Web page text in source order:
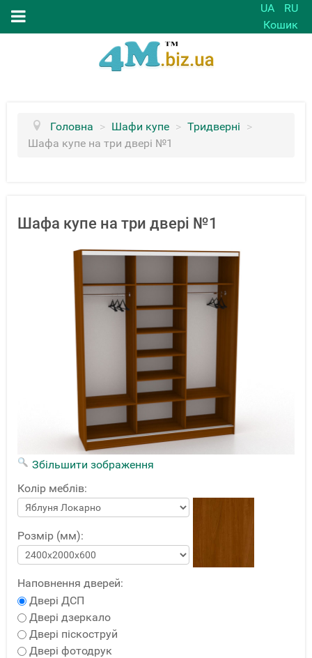
UA
RU
Кошик
Головна > Шафи купе > Тридверні >
Шафа купе на три двері №1
Шафа купе на три двері №1
Збільшити зображення
Колір меблів:
Розмір (мм):
Наповнення дверей:
Двері ДСП
Двері дзеркало
Двері піскоструй
Двері фотодрук